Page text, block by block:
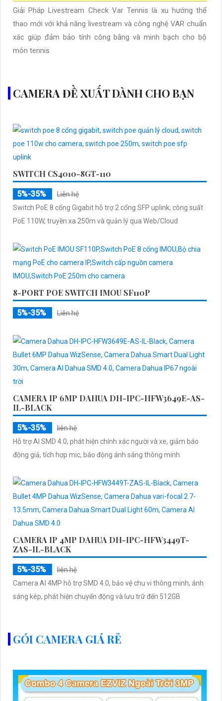
Giải Pháp Livestream Check Var Tennis là xu hướng thể
thao mới với khả năng livestream và công nghệ VAR chuẩn
xác giúp đảm bảo tính công bằng và minh bạch cho bộ
môn tennis
CAMERA ĐỀ XUẤT DÀNH CHO BẠN
SWITCH CS4010-8GT-110
5%-35%
Liên hệ
Switch PoE 8 cổng Gigabit hỗ trợ 2 cổng SFP uplink, công suất
PoE 110W, truyền xa 250m và quản lý qua Web/Cloud
8-PORT POE SWITCH IMOU SF110P
5%-35% Liên hệ
CAMERA IP 6MP DAHUA DH-IPC-HFW3649E-AS-
IL-BLACK
5%-35%
liên hệ
Hỗ trợ AI SMD 4.0, phát hiện chính xác người và xe, giảm báo
động giả, tích hợp mic, báo động ánh sáng thông minh
CAMERA IP 4MP DAHUA DH-IPC-HFW3449T-
ZAS-IL-BLACK
5%-35%
liên hệ
Camera AI 4MP hỗ trợ SMD 4.0, bảo vệ chu vi thông minh, ánh
sáng kép, phát hiện chuyển động và lưu trữ đến 512GB
GÓI CAMERA GIÁ RẺ